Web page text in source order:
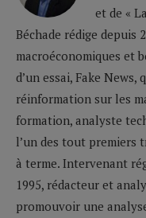
et de «
Béchade rédige depuis
macroéconomiques et
d’un essai, Fake
réinformation sur les
formation, analyste
l’un des tout premiers
à terme. Intervenant
1995, rédacteur et
promouvoir une